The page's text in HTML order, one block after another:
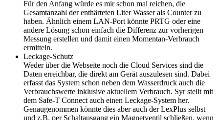
Für den Anfang würde es mir schon mal reichen, die
Gesamtanzahl der enthärteten Liter Wasser als Counter zu
haben. Ähnlich einem LAN-Port könnte PRTG oder eine
andere Lösung schon einfach die Differenz zur vorherigen
Messung erstellen und damit einen Momentan-Verbrauch
ermitteln.
Leckage-Schutz
Weder über die Webseite noch die Cloud Services sind die
Daten erreichbar, die direkt am Gerät auszulesen sind. Dabei
erfasst das System schon neben dem Wasserdruck auch die
Verbrauchswerte inklusive aktuellem Verbrauch. Syr stellt mit
dem Safe-T Connect auch einen Leckage-System her.
Genaugenommen könnte dies aber auch der LexPlus selbst
und z.B. per Schaltausgang ein Magnetventil schließen, wenn